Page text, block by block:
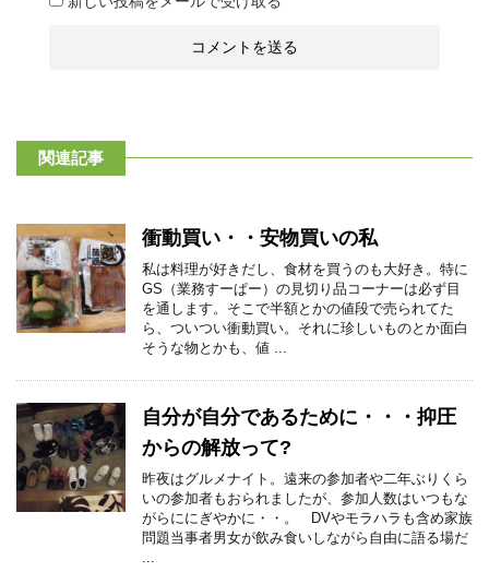
関連記事
衝動買い・・安物買いの私
私は料理が好きだし、食材を買うのも大好き。特に
GS（業務すーぱー）の見切り品コーナーは必ず目
を通します。そこで半額とかの値段で売られてた
ら、ついつい衝動買い。それに珍しいものとか面白
そうな物とかも、値 ...
自分が自分であるために・・・抑圧
からの解放って?
昨夜はグルメナイト。遠来の参加者や二年ぶりくら
いの参加者もおられましたが、参加人数はいつもな
がらににぎやかに・・。 DVやモラハラも含め家族
問題当事者男女が飲み食いしながら自由に語る場だ
...